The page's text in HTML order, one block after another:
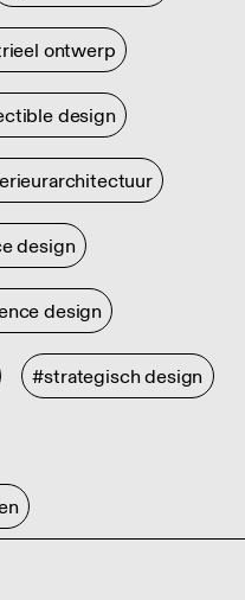
ontwerp
design
design
design
#strategisch design